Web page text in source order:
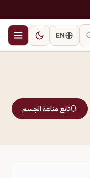
EN
تابع مناعة الجسم